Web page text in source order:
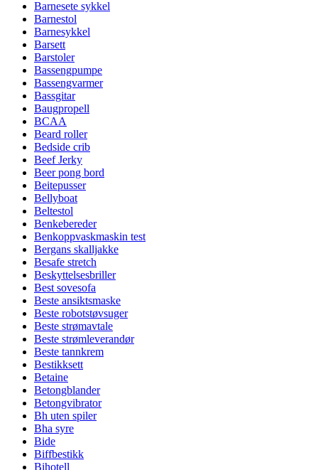
Barnesete sykkel
Barnestol
Barnesykkel
Barsett
Barstoler
Bassengpumpe
Bassengvarmer
Bassgitar
Baugpropell
BCAA
Beard roller
Bedside crib
Beef Jerky
Beer pong bord
Beitepusser
Bellyboat
Beltestol
Benkebereder
Benkoppvaskmaskin test
Bergans skalljakke
Besafe stretch
Beskyttelsesbriller
Best sovesofa
Beste ansiktsmaske
Beste robotstøvsuger
Beste strømavtale
Beste strømleverandør
Beste tannkrem
Bestikksett
Betaine
Betongblander
Betongvibrator
Bh uten spiler
Bha syre
Bide
Biffbestikk
Bihotell